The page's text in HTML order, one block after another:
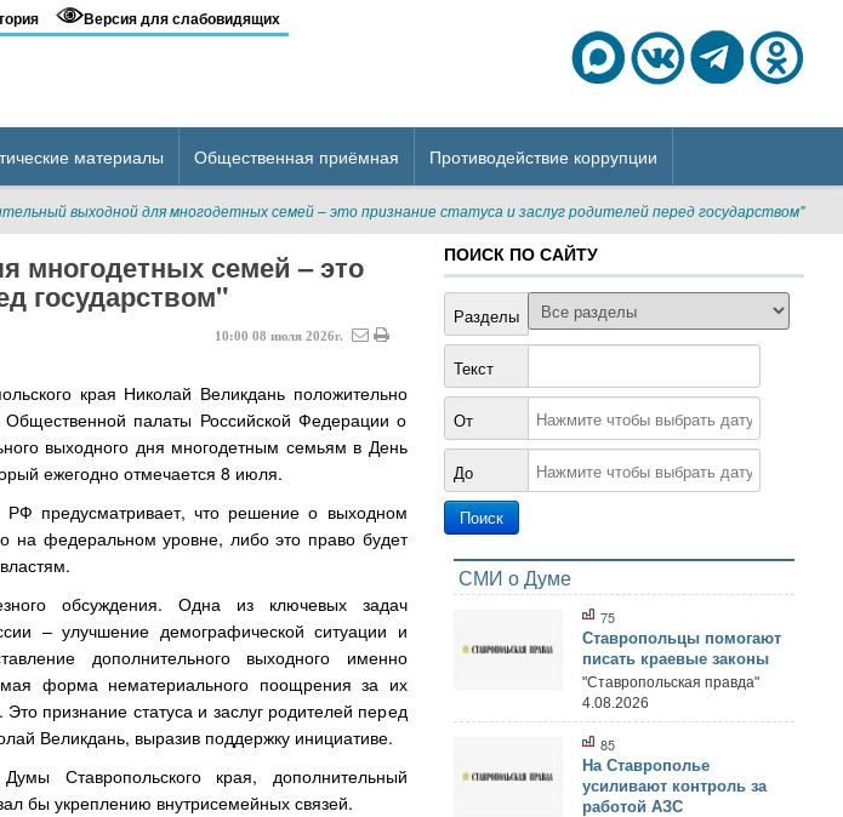
Версия для слабовидящих
материалы Общественная приёмная Противодействие коррупции
выходной для многодетных семей – это признание статуса и заслуг родителей перед государством"
многодетных семей – это
государством"
10:00 08 июля 2026г.
края Николай Великдань положительно
Общественной палаты Российской Федерации о
выходного дня многодетным семьям в День
ежегодно отмечается 8 июля.
предусматривает, что решение о выходном
на федеральном уровне, либо это право будет
обсуждения. Одна из ключевых задач
– улучшение демографической ситуации и
дополнительного выходного именно
форма нематериального поощрения за их
признание статуса и заслуг родителей перед
Великдань, выразив поддержку инициативе.
Ставропольского края, дополнительный
бы укреплению внутрисемейных связей.
ПОИСК ПО САЙТУ
Разделы
Текст
От
До
СМИ о Думе
75
Ставропольцы помогают
писать краевые законы
"Ставропольская правда"
4.08.2026
85
На Ставрополье
усиливают контроль за
работой АЗС